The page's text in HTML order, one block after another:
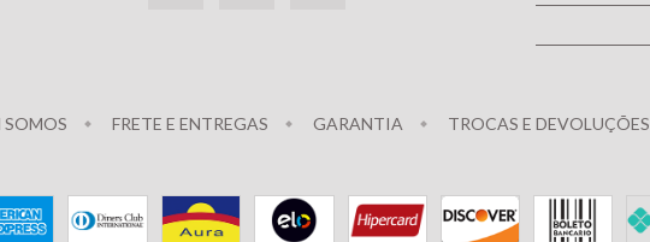
SOMOS FRETE E ENTREGAS GARANTIA TROCAS E DEVOLUÇÕES